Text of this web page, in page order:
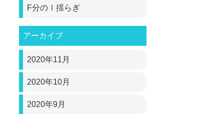
F分のⅠ揺らぎ
アーカイブ
2020年11月
2020年10月
2020年9月